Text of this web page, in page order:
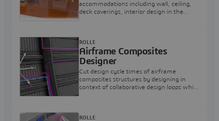
accommodations including wall, ceiling,
deck coverings, interior design in the
Airframe Composites
Designer
Cut design cycle times of airframe
composites structures by designing in
context of collaborative design loops while
ROLLE
ROLLE